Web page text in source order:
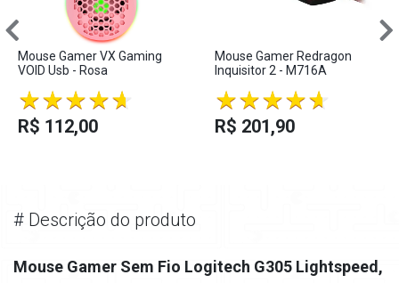
Mouse Gamer VX Gaming
VOID Usb - Rosa
R$ 112,00
Mouse Gamer Redragon
Inquisitor 2 - M716A
R$ 201,90
# Descrição do produto
Mouse Gamer Sem Fio Logitech G305 Lightspeed,